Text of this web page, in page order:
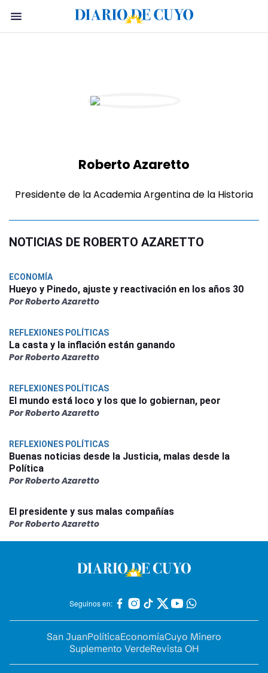
Roberto Azaretto
Presidente de la Academia Argentina de la Historia
NOTICIAS DE ROBERTO AZARETTO
ECONOMÍA
Hueyo y Pinedo, ajuste y reactivación en los años 30
Por Roberto Azaretto
REFLEXIONES POLÍTICAS
La casta y la inflación están ganando
Por Roberto Azaretto
REFLEXIONES POLÍTICAS
El mundo está loco y los que lo gobiernan, peor
Por Roberto Azaretto
REFLEXIONES POLÍTICAS
Buenas noticias desde la Justicia, malas desde la
Política
Por Roberto Azaretto
El presidente y sus malas compañías
Por Roberto Azaretto
Seguinos en:
San JuanPolíticaEconomíaCuyo Minero
Suplemento VerdeRevista OH